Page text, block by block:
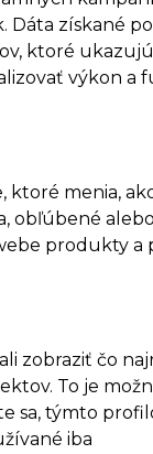
Dáta získané
ktoré
výkon a
menia,
obľúbené
produkty a
zobraziť čo
To je
sa, týmto
iba